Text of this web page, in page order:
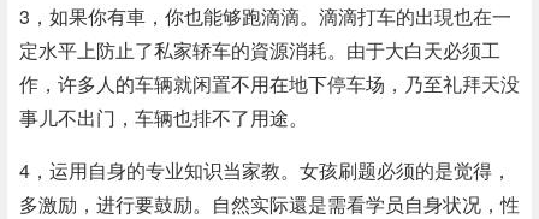
3，如果你有車，你也能够跑滴滴。滴滴打车的出現也在一
定水平上防止了私家轿车的資源消耗。由于大白天必须工
作，许多人的车辆就闲置不用在地下停车场，乃至礼拜天没
事儿不出门，车辆也排不了用途。
4，运用自身的专业知识当家教。女孩刷题必须的是觉得，
多激励，进行要鼓励。自然实际還是需看学员自身状况，性